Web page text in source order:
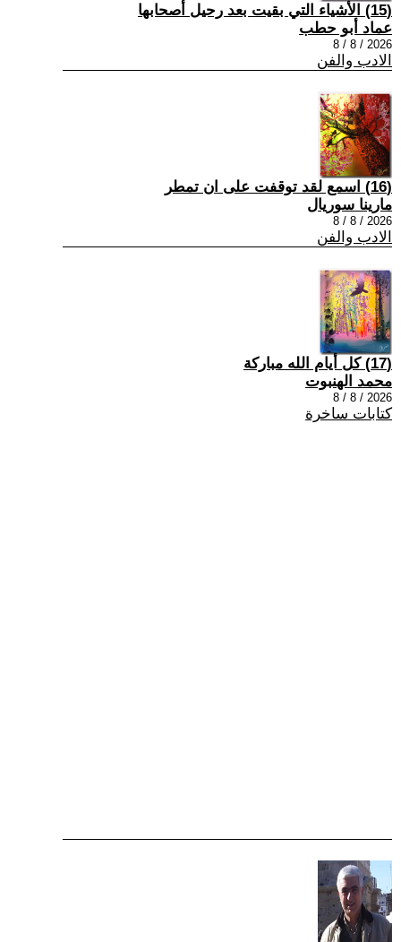
(15) الأشياء التي بقيت بعد رحيل أصحابها
عماد أبو حطب
2026 / 8 / 8
الادب والفن
(16) اسمع لقد توقفت على ان تمطر
مارينا سوريال
2026 / 8 / 8
الادب والفن
(17) كل أيام الله مباركة
محمد الهنبوت
2026 / 8 / 8
كتابات ساخرة